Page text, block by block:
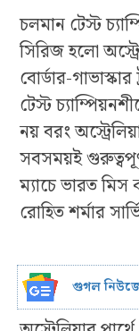
চলমান টেস্ট
সিরিজ হলো
বোর্ডার-
টেস্ট
নয় বরং
সবসময়ই
ম্যাচে ভারত
রোহিত শর্মার
গুগল